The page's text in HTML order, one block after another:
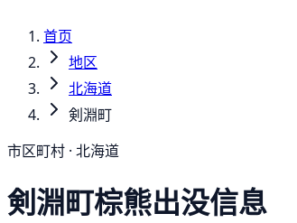
首页
地区
北海道
剣淵町
市区町村 · 北海道
剣淵町棕熊出没信息